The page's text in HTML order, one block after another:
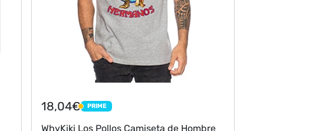
18,04€ PRIME
PRIME
WhyKiki Los Pollos Camiseta de Hombre